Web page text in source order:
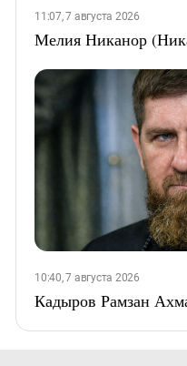
11:07, 7 августа 2026
Мелия Никанор
10:40, 7 августа 2026
Кадыров Рамзан